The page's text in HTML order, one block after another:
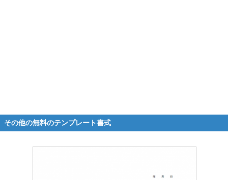
その他の無料のテンプレート書式